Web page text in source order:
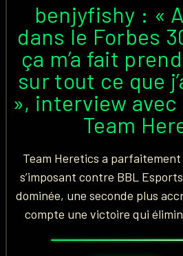
benjyfishy : «
dans le Forbes
ça m’a fait
sur tout ce que
», interview avec
Team
Team Heretics a
s’imposant contre BBL
dominée, une seconde plus
compte une victoire qui